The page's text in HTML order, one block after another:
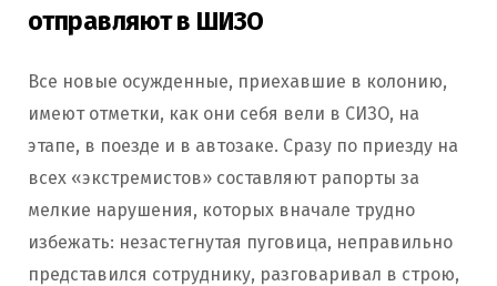
отправляют в ШИЗО
Все новые осужденные, приехавшие в колонию,
имеют отметки, как они себя вели в СИЗО, на
этапе, в поезде и в автозаке. Сразу по приезду на
всех «экстремистов» составляют рапорты за
мелкие нарушения, которых вначале трудно
избежать: незастегнутая пуговица, неправильно
представился сотруднику, разговаривал в строю,